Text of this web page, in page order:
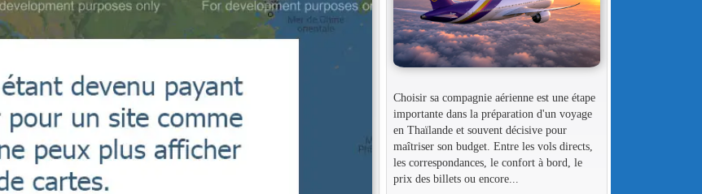
Choisir sa compagnie aérienne est une étape
importante dans la préparation d'un voyage
en Thaïlande et souvent décisive pour
maîtriser son budget. Entre les vols directs,
les correspondances, le confort à bord, le
prix des billets ou encore...